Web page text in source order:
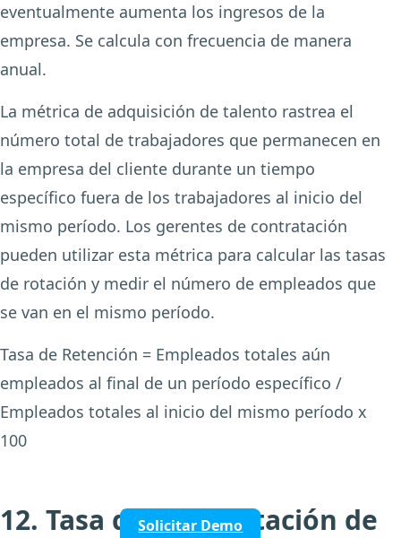
eventualmente aumenta los ingresos de la
empresa. Se calcula con frecuencia de manera
anual.
La métrica de adquisición de talento rastrea el
número total de trabajadores que permanecen en
la empresa del cliente durante un tiempo
específico fuera de los trabajadores al inicio del
mismo período. Los gerentes de contratación
pueden utilizar esta métrica para calcular las tasas
de rotación y medir el número de empleados que
se van en el mismo período.
Tasa de Retención = Empleados totales aún
empleados al final de un período específico /
Empleados totales al inicio del mismo período x
100
12. Tasa de Completación de
Solicitar Demo